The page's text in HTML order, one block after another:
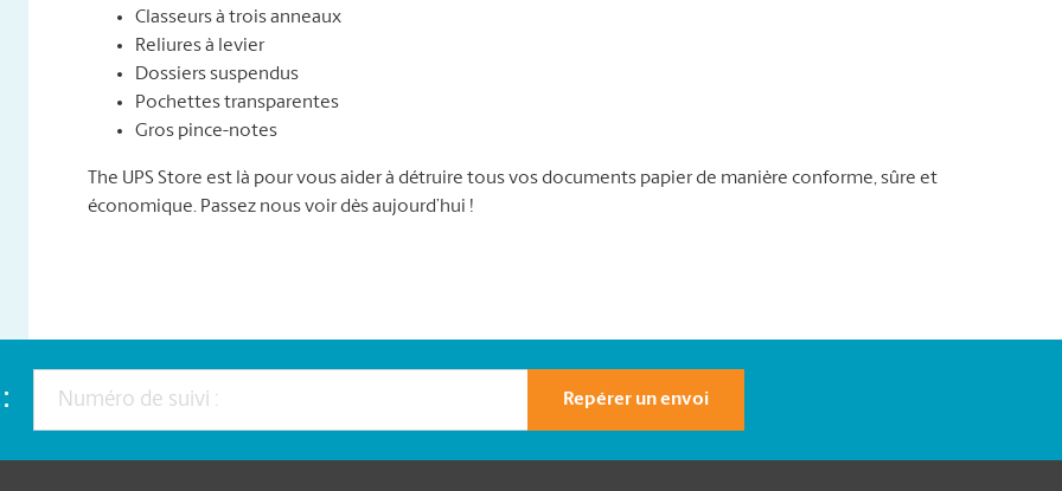
Classeurs à trois anneaux
Reliures à levier
Dossiers suspendus
Pochettes transparentes
Gros pince-notes
The UPS Store est là pour vous aider à détruire tous vos documents papier de manière conforme, sûre et
économique. Passez nous voir dès aujourd’hui !
Repérer un envoi